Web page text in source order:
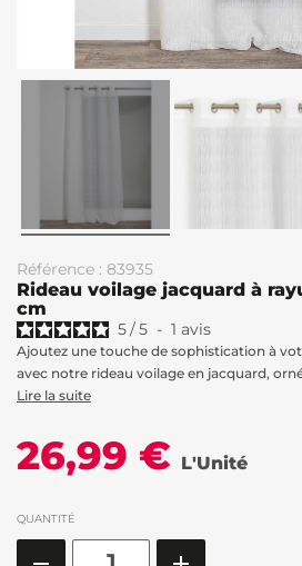
Référence : 83935
Rideau voilage jacquard à
cm
5/5 - 1 avis
Ajoutez une touche de sophistication à
avec notre rideau voilage en jacquard,
Lire la suite
26,99 € L'Unité
QUANTITÉ